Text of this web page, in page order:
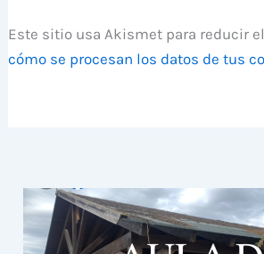
Este sitio usa Akismet para reducir
cómo se procesan los datos de tus